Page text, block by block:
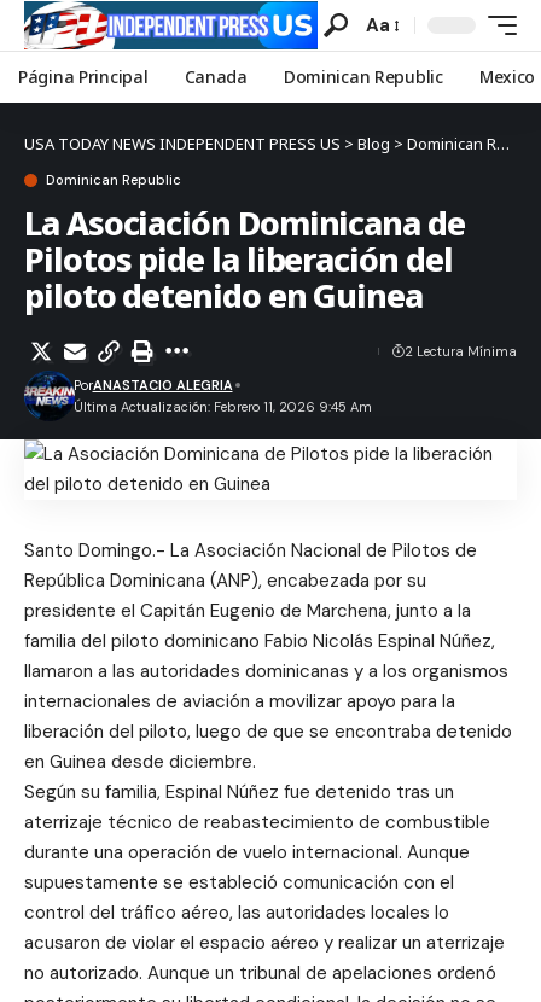
Aa
Página Principal Canada Dominican Republic Mexico
USA TODAY NEWS INDEPENDENT PRESS US > Blog > Dominican Republic
Dominican Republic
La Asociación Dominicana de
Pilotos pide la liberación del
piloto detenido en Guinea
Última Actualización: Febrero 11, 2026 9:45 Am
PorANASTACIO ALEGRIA
2 Lectura Mínima
Santo Domingo.- La Asociación Nacional de Pilotos de
República Dominicana (ANP), encabezada por su
presidente el Capitán Eugenio de Marchena, junto a la
familia del piloto dominicano Fabio Nicolás Espinal Núñez,
llamaron a las autoridades dominicanas y a los organismos
internacionales de aviación a movilizar apoyo para la
liberación del piloto, luego de que se encontraba detenido
en Guinea desde diciembre.
Según su familia, Espinal Núñez fue detenido tras un
aterrizaje técnico de reabastecimiento de combustible
durante una operación de vuelo internacional. Aunque
supuestamente se estableció comunicación con el
control del tráfico aéreo, las autoridades locales lo
acusaron de violar el espacio aéreo y realizar un aterrizaje
no autorizado. Aunque un tribunal de apelaciones ordenó